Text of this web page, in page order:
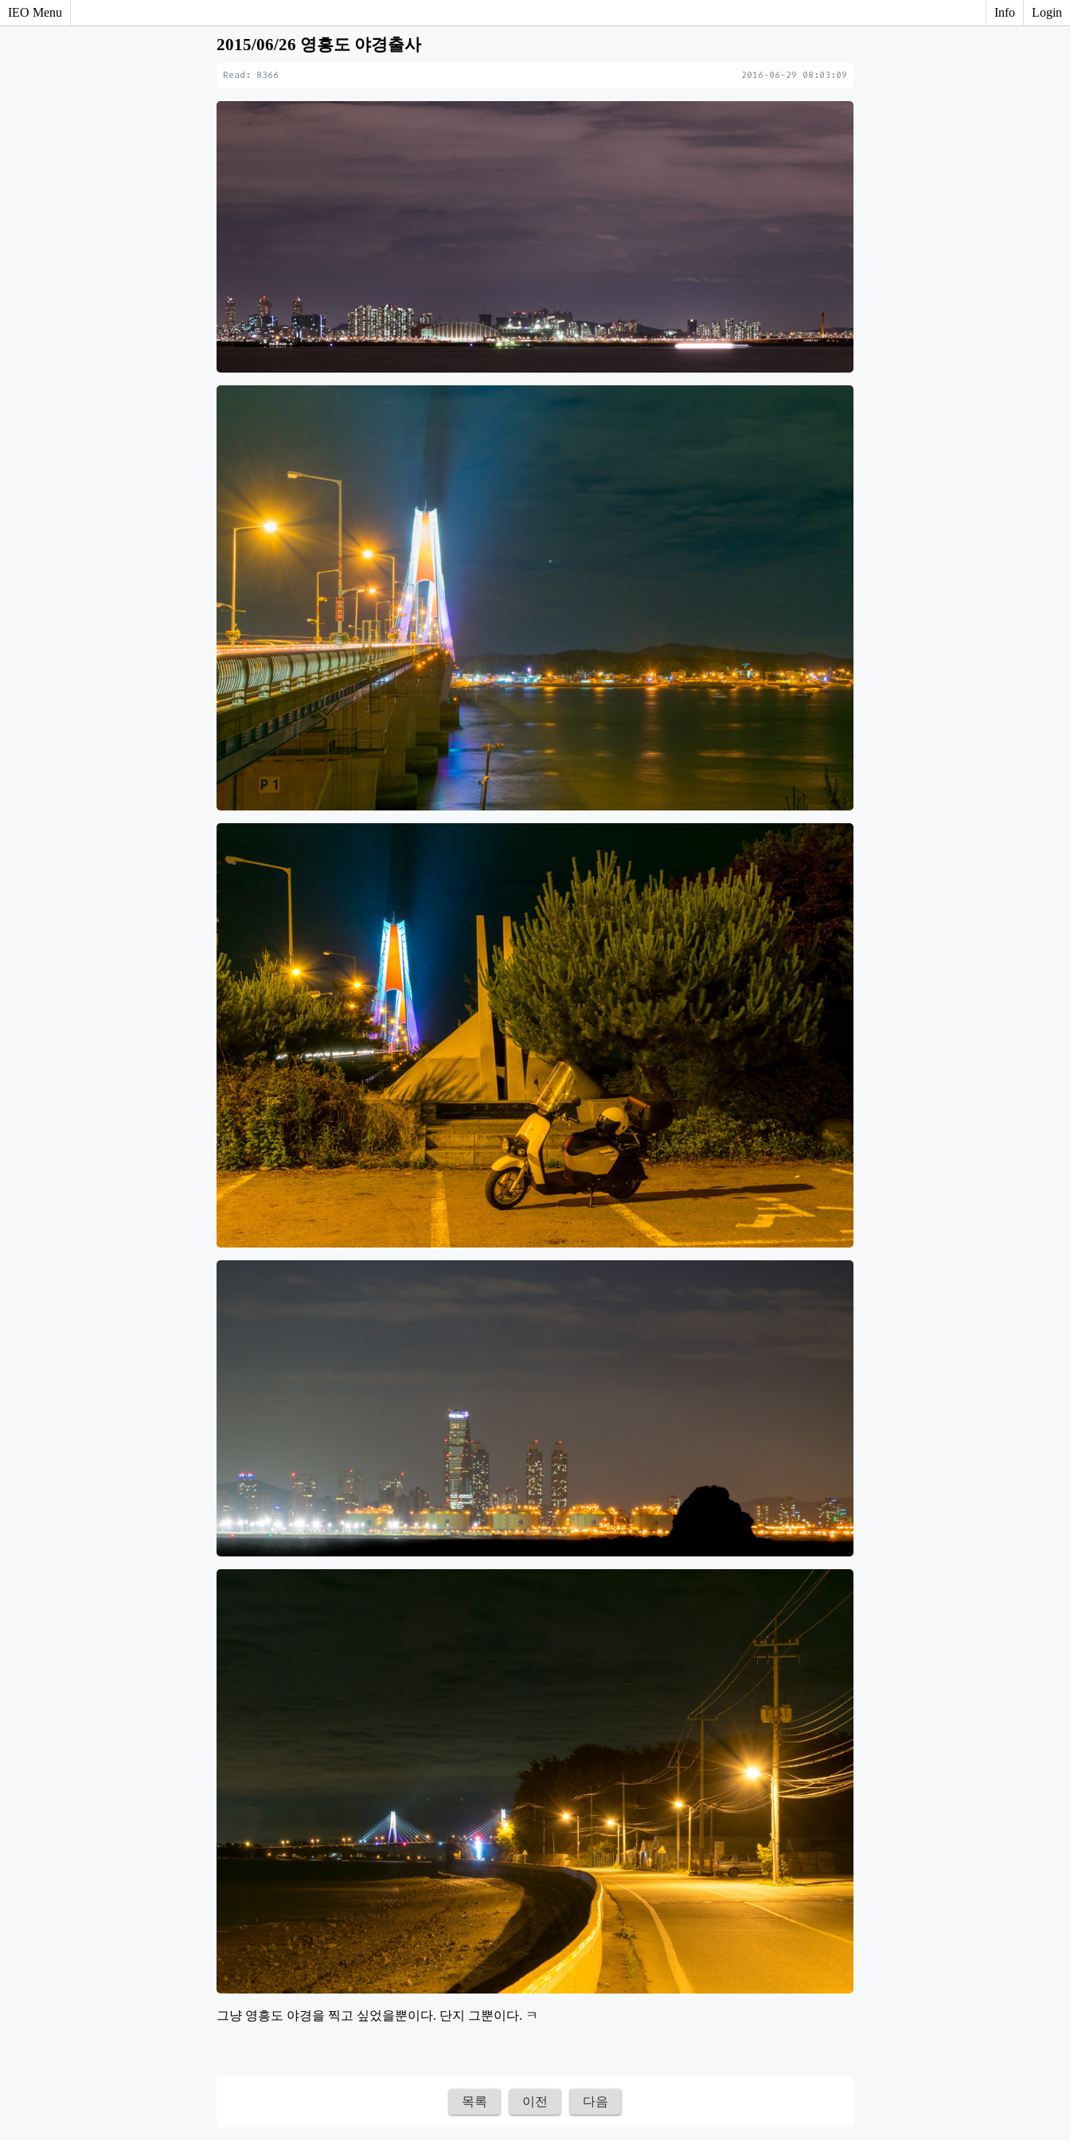
IEO Menu Info Login
2015/06/26 영흥도 야경출사
Read: 8366 2016-06-29 08:03:09
그냥 영흥도 야경을 찍고 싶었을뿐이다. 단지 그뿐이다. ㅋ
목록 이전 다음